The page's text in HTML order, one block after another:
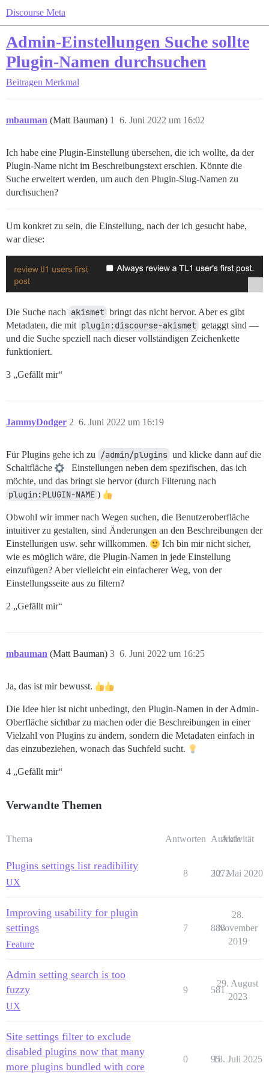
Discourse Meta
Admin-Einstellungen Suche sollte
Plugin-Namen durchsuchen
Beitragen Merkmal
mbauman (Matt Bauman) 6. Juni 2022 um 16:02
1
Ich habe eine Plugin-Einstellung übersehen, die ich wollte, da der
Plugin-Name nicht im Beschreibungstext erschien. Könnte die
Suche erweitert werden, um auch den Plugin-Slug-Namen zu
durchsuchen?
Um konkret zu sein, die Einstellung, nach der ich gesucht habe,
war diese:
Die Suche nach akismet bringt das nicht hervor. Aber es gibt
Metadaten, die mit plugin:discourse-akismet getaggt sind —
und die Suche speziell nach dieser vollständigen Zeichenkette
funktioniert.
3 „Gefällt mir“
JammyDodger 6. Juni 2022 um 16:19
2
Für Plugins gehe ich zu /admin/plugins und klicke dann auf die
Schaltfläche
Einstellungen neben dem spezifischen, das ich
möchte, und das bringt sie hervor (durch Filterung nach
plugin:PLUGIN-NAME )
Obwohl wir immer nach Wegen suchen, die Benutzeroberfläche
intuitiver zu gestalten, sind Änderungen an den Beschreibungen der
Einstellungen usw. sehr willkommen.
Ich bin mir nicht sicher,
wie es möglich wäre, die Plugin-Namen in jede Einstellung
einzufügen? Aber vielleicht ein einfacherer Weg, von der
Einstellungsseite aus zu filtern?
2 „Gefällt mir“
mbauman (Matt Bauman) 6. Juni 2022 um 16:25
3
Ja, das ist mir bewusst.
Die Idee hier ist nicht unbedingt, den Plugin-Namen in der Admin-
Oberfläche sichtbar zu machen oder die Beschreibungen in einer
Vielzahl von Plugins zu ändern, sondern die Metadaten einfach in
das einzubeziehen, wonach das Suchfeld sucht.
4 „Gefällt mir“
Verwandte Themen
Thema Antworten Aufrufe
Aktivität
Plugins settings list readibility
UX
8 2072
12. Mai 2020
Improving usability for plugin
settings
Feature
7 888
28.
November
2019
Admin setting search is too
fuzzy
UX
9 581
29. August
2023
Site settings filter to exclude
disabled plugins now that many
more plugins bundled with core
0 95
18. Juli 2025